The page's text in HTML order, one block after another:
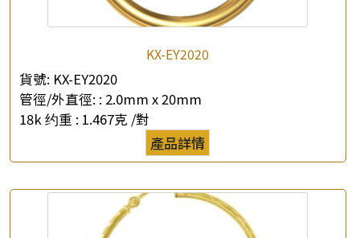
產品查詢
*你的名字
公司名稱
KX-EY2020
貨號: KX-EY2020
管徑/外直徑: : 2.0mm x 20mm
18k 约重 : 1.467克 /對
產品詳情